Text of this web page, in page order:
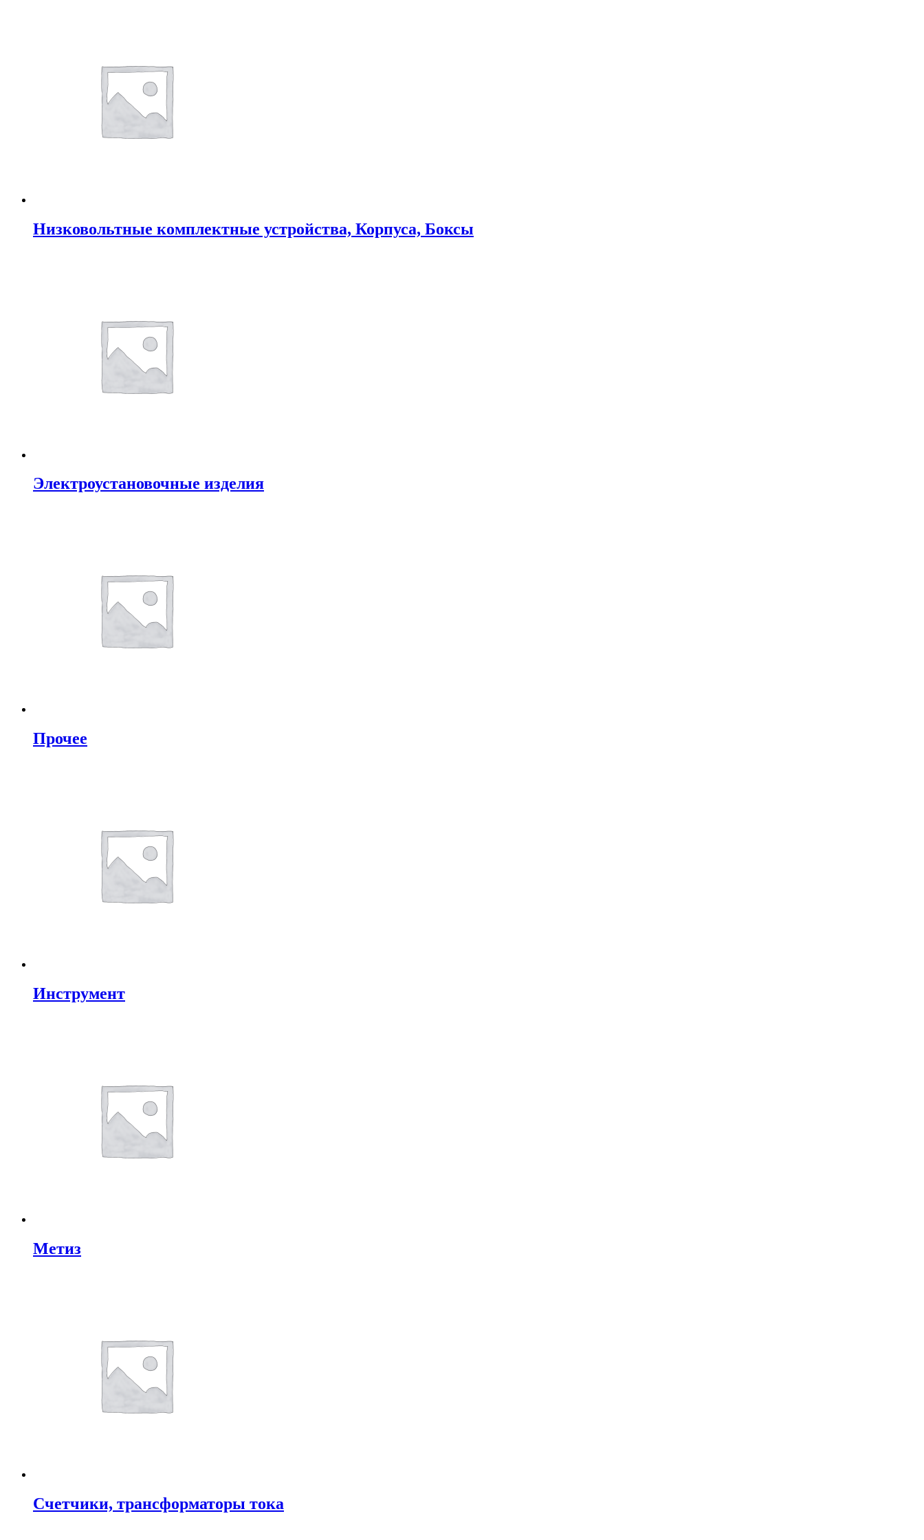
Низковольтные комплектные устройства, Корпуса, Боксы
Электроустановочные изделия
Прочее
Инструмент
Метиз
Счетчики, трансформаторы тока